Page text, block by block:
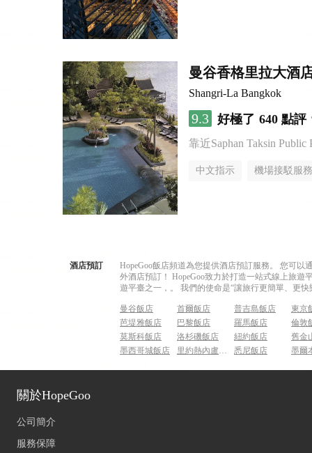
曼谷香格里拉大酒
Shangri-La Bangkok
9.3 好極了 640 點評
靠近Saphan Taksin Public
中文指示 機場接駁服務
酒店預訂
HopeGoo飯店頻道為您提供酒店預訂服務。 您可
外酒店預訂！ HopeGoo致力於打造一站式線上旅
遊平臺之一，。 我們的使命是“讓旅行更簡單、更
曼谷飯店 首爾飯店 普吉島飯店
東京
芭堤雅飯店
巴黎飯店 羅馬飯店
倫敦
莫斯科飯店
洛杉磯飯店 紐約飯店
舊金
墨西哥城飯店
里約熱內盧飯店 悉尼飯店 墨爾
關於HopeGoo
公司簡介
服務保障